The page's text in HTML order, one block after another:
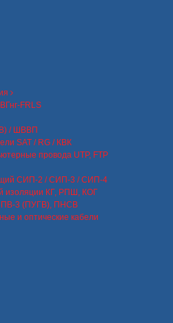
FRLS
/ ШВВП
SAT / RG / КВК
провода UTP, FTP
СИП-2 / СИП-3 / СИП-4
изоляции КГ, РПШ, КОГ
ПВ-3 (ПУГВ), ПНСВ
и оптические кабели